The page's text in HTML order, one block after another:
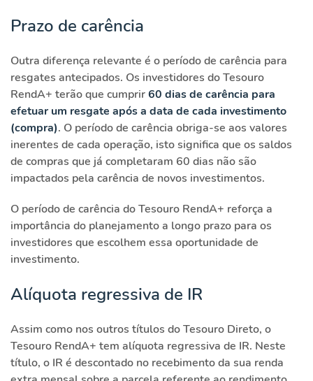
Prazo de carência
Outra diferença relevante é o período de carência para
resgates antecipados. Os investidores do Tesouro
RendA+ terão que cumprir60 dias de carência para
efetuar um resgate após a data de cada investimento
(compra). O período de carência obriga-se aos valores
inerentes de cada operação, isto significa que os saldos
de compras que já completaram 60 dias não são
impactados pela carência de novos investimentos.
O período de carência do Tesouro RendA+ reforça a
importância do planejamento a longo prazo para os
investidores que escolhem essa oportunidade de
investimento.
Alíquota regressiva de IR
Assim como nos outros títulos do Tesouro Direto, o
Tesouro RendA+ tem alíquota regressiva de IR. Neste
título, o IR é descontado no recebimento da sua renda